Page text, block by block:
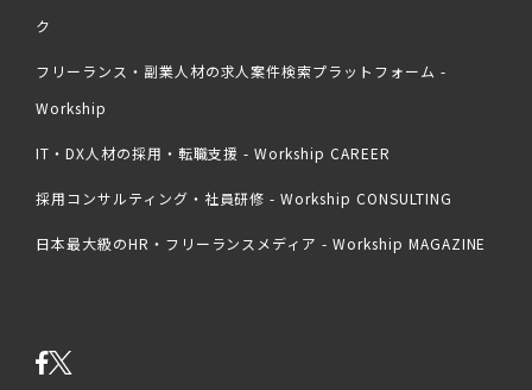
ク
フリーランス・副業人材の求人案件検索プラットフォーム -
Workship
IT・DX人材の採用・転職支援 - Workship CAREER
採用コンサルティング・社員研修 - Workship CONSULTING
日本最大級のHR・フリーランスメディア - Workship MAGAZINE